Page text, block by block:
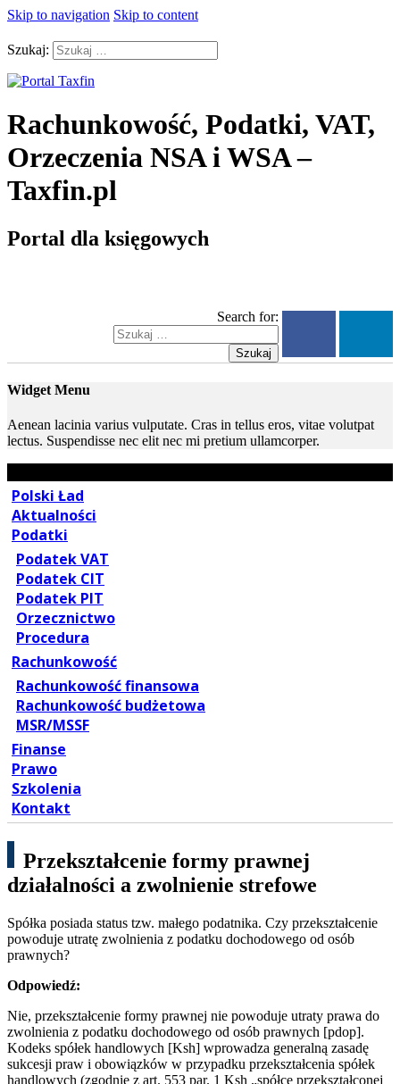
Skip to navigation Skip to content
Szukaj:
Rachunkowość, Podatki, VAT,
Orzeczenia NSA i WSA –
Taxfin.pl
Portal dla księgowych
Search for:
Szukaj
Widget Menu
Aenean lacinia varius vulputate. Cras in tellus eros, vitae volutpat
lectus. Suspendisse nec elit nec mi pretium ullamcorper.
Polski Ład
Aktualności
Podatki
Podatek VAT
Podatek CIT
Podatek PIT
Orzecznictwo
Procedura
Rachunkowość
Rachunkowość finansowa
Rachunkowość budżetowa
MSR/MSSF
Finanse
Prawo
Szkolenia
Kontakt
Przekształcenie formy prawnej
działalności a zwolnienie strefowe
Spółka posiada status tzw. małego podatnika. Czy przekształcenie
powoduje utratę zwolnienia z podatku dochodowego od osób
prawnych?
Odpowiedź:
Nie, przekształcenie formy prawnej nie powoduje utraty prawa do
zwolnienia z podatku dochodowego od osób prawnych [pdop].
Kodeks spółek handlowych [Ksh] wprowadza generalną zasadę
sukcesji praw i obowiązków w przypadku przekształcenia spółek
handlowych (zgodnie z art. 553 par. 1 Ksh „spółce przekształconej